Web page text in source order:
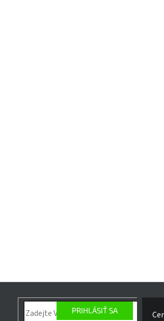
PRIHLÁSIŤ SA